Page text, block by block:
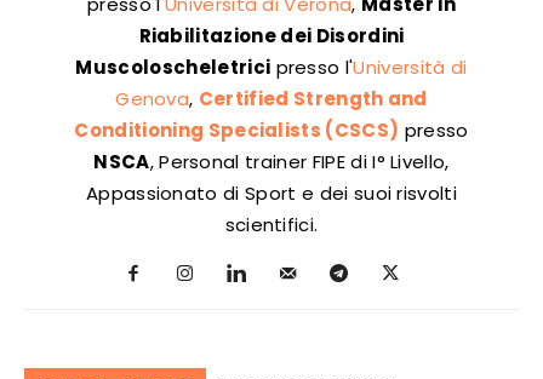
Riabilitazione dei Disordini
Muscoloscheletrici presso l'Università di
Genova, Certified Strength and
Conditioning Specialists (CSCS) presso
NSCA, Personal trainer FIPE di I° Livello,
Appassionato di Sport e dei suoi risvolti
scientifici.